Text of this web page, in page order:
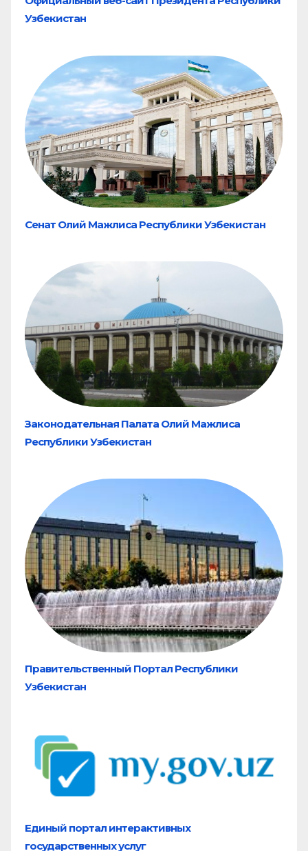
Узбекистан
Сенат Олий Мажлиса Республики Узбекистан
Законодательная Палата Олий Мажлиса
Республики Узбекистан
Правительственный Портал Республики
Узбекистан
Единый портал интерактивных
государственных услуг